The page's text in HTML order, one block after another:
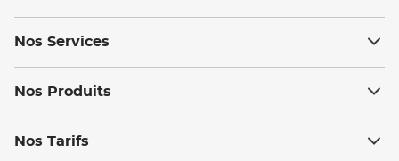
Nos Services
Nos Produits
Nos Tarifs